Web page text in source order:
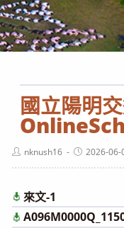
國立陽明
Postnknush16
Post2026-06-
來文-1